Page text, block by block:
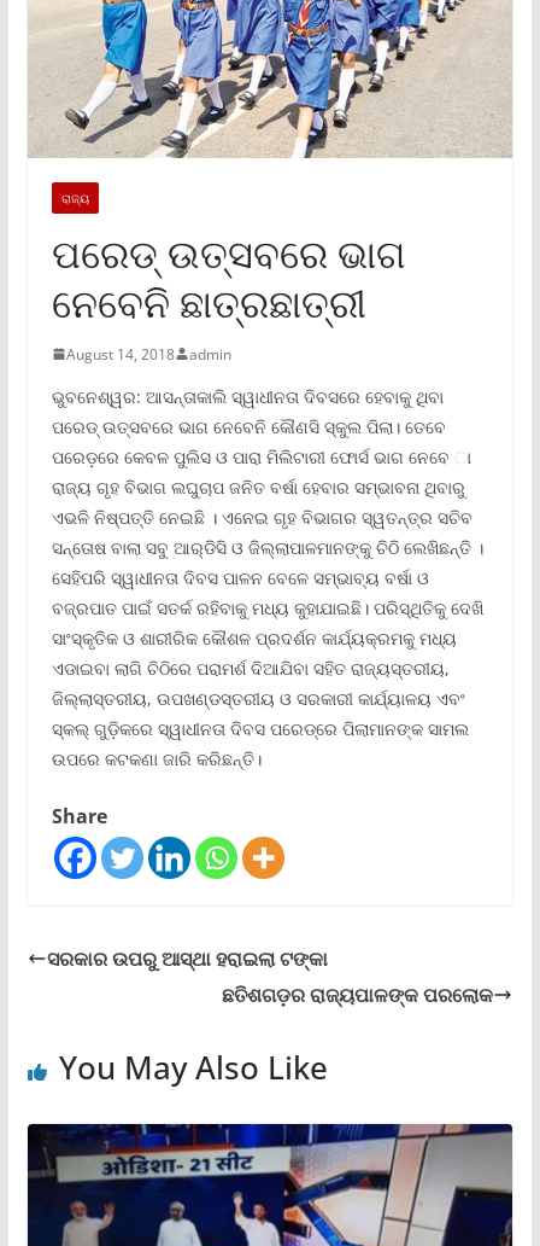
ରାଜ୍ୟ
ପରେଡ୍‌ ଉତ୍ସବରେ ଭାଗ
ନେବେନି ଛାତ୍ରଛାତ୍ରୀ
August 14, 2018 admin
ଭୁବନେଶ୍ୱର: ଆସନ୍ତାକାଲି ସ୍ୱାଧୀନତା ଦିବସରେ ହେବାକୁ ଥିବା
ପରେଡ୍‌ ଉତ୍ସବରେ ଭାଗ ନେବେନି କୌଣସି ସ୍କୁଲ ପିଲା। ତେବେ
ପରେଡ଼ରେ କେବଳ ପୁଲିସ ଓ ପାରା ମିଲିଟାରୀ ଫୋର୍ସ ଭାଗ ନେବେ ା
ରାଜ୍ୟ ଗୃହ ବିଭାଗ ଲଘୁଚାପ ଜନିତ ବର୍ଷା ହେବାର ସମ୍ଭାବନା ଥିବାରୁ
ଏଭଳି ନିଷ୍ପତ୍ତି ନେଇଛି । ଏନେଇ ଗୃହ ବିଭାଗର ସ୍ୱତନ୍ତ୍ର ସଚିବ
ସନ୍ତୋଷ ବାଲା ସବୁ ଆର୍‌ଡିସି ଓ ଜିଲ୍ଲାପାଳମାନଙ୍କୁ ଚିଠି ଲେଖିଛନ୍ତି ।
ସେହିପରି ସ୍ୱାଧୀନତା ଦିବସ ପାଳନ ବେଳେ ସମ୍ଭାବ୍ୟ ବର୍ଷା ଓ
ବଜ୍ରପାତ ପାଇଁ ସତର୍କ ରହିବାକୁ ମଧ୍ୟ କୁହାଯାଇଛି। ପରିସ୍ଥିତିକୁ ଦେଖି
ସାଂସ୍କୃତିକ ଓ ଶାରୀରିକ କୌଶଳ ପ୍ରଦର୍ଶନ କାର୍ଯ୍ୟକ୍ରମକୁ ମଧ୍ୟ
ଏଡାଇବା ଲାଗି ଚିଠିରେ ପରାମର୍ଶ ଦିଆଯିବା ସହିତ ରାଜ୍ୟସ୍ତରୀୟ,
ଜିଲ୍ଲାସ୍ତରୀୟ, ଉପଖଣ୍ଡସ୍ତରୀୟ ଓ ସରକାରୀ କାର୍ଯ୍ୟାଳୟ ଏବଂ
ସ୍କଲ୍‌ ଗୁଡ଼ିକରେ ସ୍ୱାଧୀନତା ଦିବସ ପରେଡ୍‌ରେ ପିଲାମାନଙ୍କ ସାମଲ
ଉପରେ କଟକଣା ଜାରି କରିଛନ୍ତି।
Share
ସରକାର ଉପରୁ ଆସ୍ଥା ହରାଇଲା ଟଙ୍କା
ଛତିଶଗଡ଼ର ରାଜ୍ୟପାଳଙ୍କ ପରଲୋକ
You May Also Like